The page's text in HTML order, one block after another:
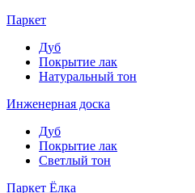
Паркет
Дуб
Покрытие лак
Натуральный тон
Инженерная доска
Дуб
Покрытие лак
Светлый тон
Паркет Ёлка